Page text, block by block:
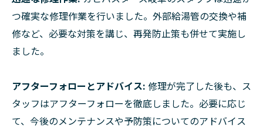
つ確実な修理作業を行いました。外部給湯管の交換や補
修など、必要な対策を講じ、再発防止策も併せて実施し
ました。
アフターフォローとアドバイス: 修理が完了した後も、ス
タッフはアフターフォローを徹底しました。必要に応じ
て、今後のメンテナンスや予防策についてのアドバイス